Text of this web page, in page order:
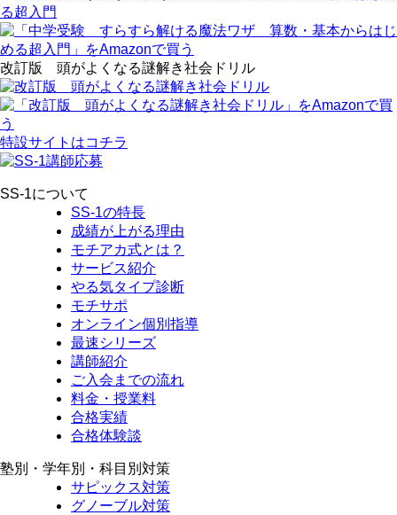
改訂版 頭がよくなる謎解き社会ドリル
特設サイトはコチラ
SS-1について
SS-1の特長
成績が上がる理由
モチアカ式とは？
サービス紹介
やる気タイプ診断
モチサポ
オンライン個別指導
最速シリーズ
講師紹介
ご入会までの流れ
料金・授業料
合格実績
合格体験談
塾別・学年別・科目別対策
サピックス対策
グノーブル対策